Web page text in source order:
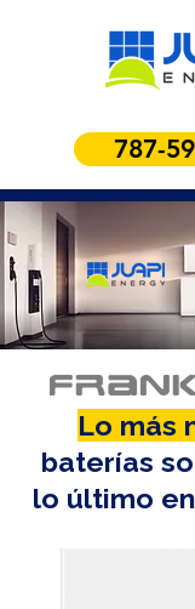
787-
Lo más
baterías
lo último